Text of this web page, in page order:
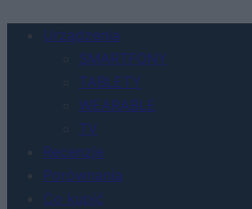
Urządzenia
SMARTFONY
TABLETY
WEARABLE
TV
Recenzje
Porównania
Co kupić